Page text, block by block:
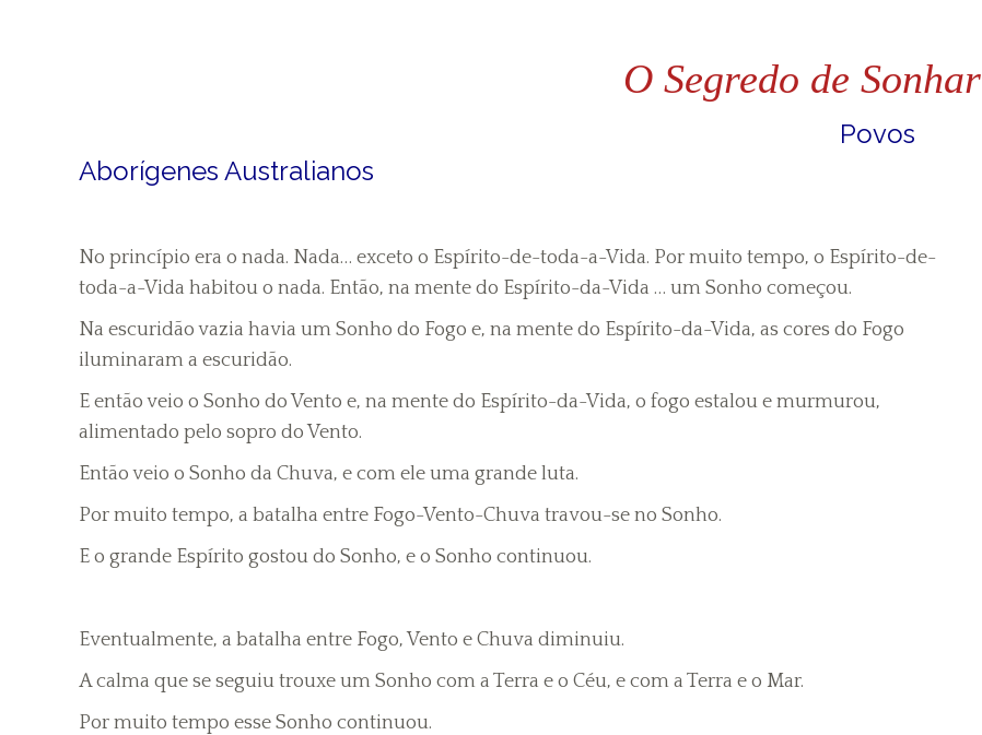
O Segredo de Sonhar
Povos
Aborígenes Australianos
No princípio era o nada. Nada… exceto o Espírito-de-toda-a-Vida. Por muito tempo, o Espírito-de-
toda-a-Vida habitou o nada. Então, na mente do Espírito-da-Vida … um Sonho começou.
Na escuridão vazia havia um Sonho do Fogo e, na mente do Espírito-da-Vida, as cores do Fogo
iluminaram a escuridão.
E então veio o Sonho do Vento e, na mente do Espírito-da-Vida, o fogo estalou e murmurou,
alimentado pelo sopro do Vento.
Então veio o Sonho da Chuva, e com ele uma grande luta.
Por muito tempo, a batalha entre Fogo-Vento-Chuva travou-se no Sonho.
E o grande Espírito gostou do Sonho, e o Sonho continuou.
Eventualmente, a batalha entre Fogo, Vento e Chuva diminuiu.
A calma que se seguiu trouxe um Sonho com a Terra e o Céu, e com a Terra e o Mar.
Por muito tempo esse Sonho continuou.